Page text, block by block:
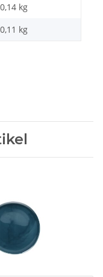
0,14 kg
0,11 kg